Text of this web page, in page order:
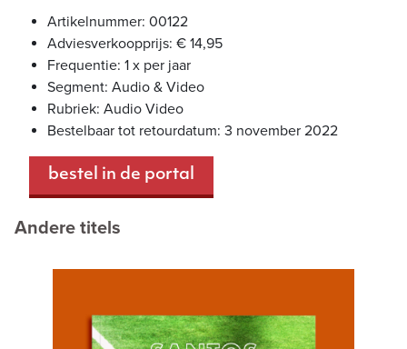
Artikelnummer: 00122
Adviesverkoopprijs: € 14,95
Frequentie: 1 x per jaar
Segment: Audio & Video
Rubriek: Audio Video
Bestelbaar tot retourdatum: 3 november 2022
bestel in de portal
Andere titels